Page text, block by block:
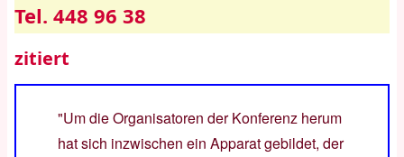
Tel. 448 96 38
zitiert
"Um die Organisatoren der Konferenz herum
hat sich inzwischen ein Apparat gebildet, der